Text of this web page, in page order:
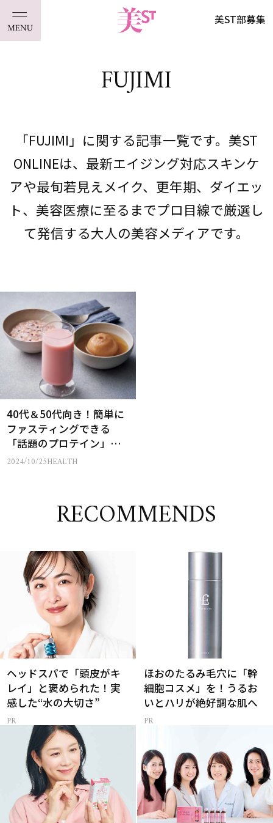
美ST部募集
FUJIMI
「FUJIMI」に関する記事一覧です。美ST
ONLINEは、最新エイジング対応スキンケ
アや最旬若見えメイク、更年期、ダイエッ
ト、美容医療に至るまでプロ目線で厳選し
て発信する大人の美容メディアです。
40代＆50代向き！簡単に
ファスティングできる
「話題のプロテイン」と
は
2024/10/25HEALTH
RECOMMENDS
ヘッドスパで「頭皮がキ
レイ」と褒められた！実
感した“水の大切さ”
ほおのたるみ毛穴に「幹
細胞コスメ」を！うるお
いとハリが絶好調な肌へ